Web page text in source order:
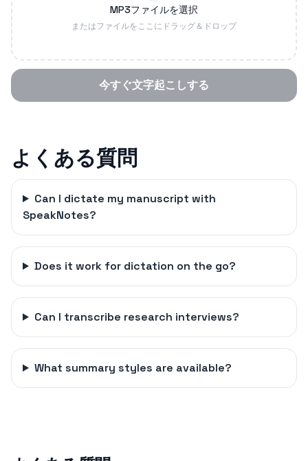
MP3ファイルを選択
またはファイルをここにドラッグ＆ドロップ
今すぐ文字起こしする
よくある質問
Can I dictate my manuscript with
SpeakNotes?
Does it work for dictation on the go?
Can I transcribe research interviews?
What summary styles are available?